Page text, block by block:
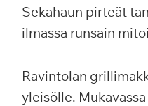
Sekahaun pirteät
ilmassa runsain
Ravintolan
yleisölle.